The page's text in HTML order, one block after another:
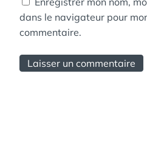
dans le navigateur pour
commentaire.